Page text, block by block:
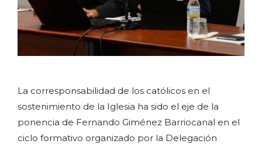
La corresponsabilidad de los católicos en el
sostenimiento de la Iglesia ha sido el eje de la
ponencia de Fernando Giménez Barriocanal en el
ciclo formativo organizado por la Delegación